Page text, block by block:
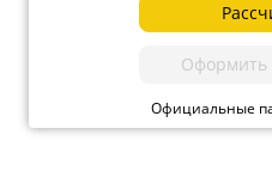
Оформить
Официальные